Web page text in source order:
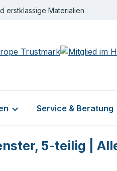
erstklassige Materialien
Service & Beratung
5-teilig |